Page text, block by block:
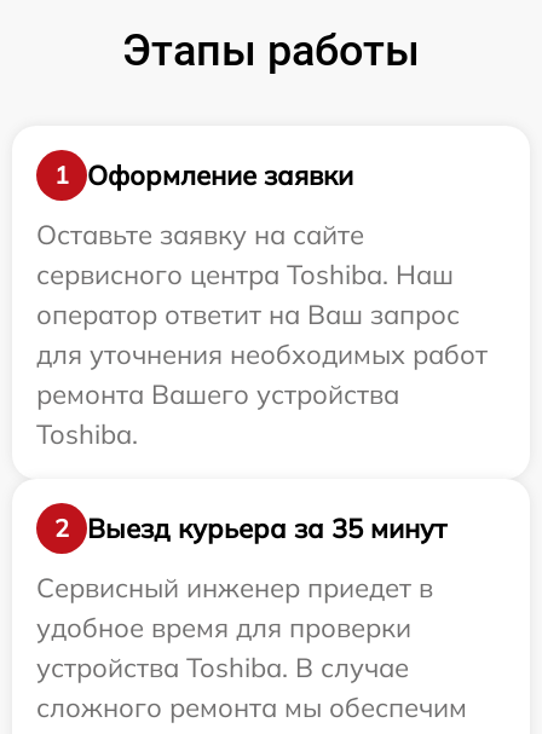
Этапы работы
1
Оформление заявки
Оставьте заявку на сайте
сервисного центра Toshiba. Наш
оператор ответит на Ваш запрос
для уточнения необходимых работ
ремонта Вашего устройства
Toshiba.
2
Выезд курьера за 35 минут
Сервисный инженер приедет в
удобное время для проверки
устройства Toshiba. В случае
сложного ремонта мы обеспечим